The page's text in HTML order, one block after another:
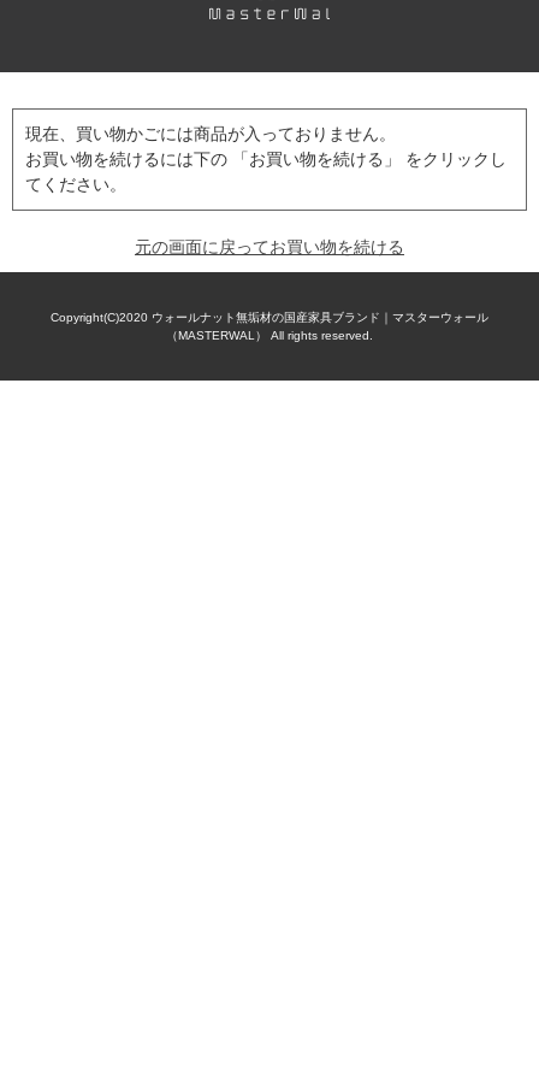
現在、買い物かごには商品が入っておりません。
お買い物を続けるには下の 「お買い物を続ける」 をクリックし
てください。
元の画面に戻ってお買い物を続ける
Copyright(C)2020 ウォールナット無垢材の国産家具ブランド｜マスターウォール
（MASTERWAL） All rights reserved.